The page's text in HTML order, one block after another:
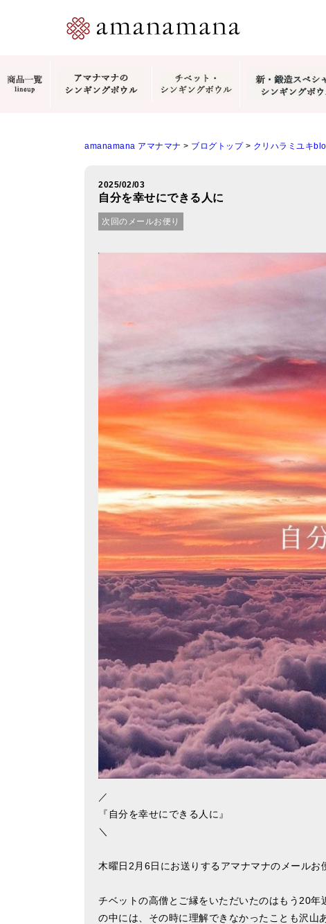
amanamana アマナマナ > ブログトップ> クリハラミユキ
2025/02/03
自分を幸せにできる人に
次回のメールお便り
／
『自分を幸せにできる人に』
＼
木曜日2月6日にお送りするアマナマナのメール
チベットの高僧とご縁をいただいたのはもう20
の中には、その時に理解できなかったことも沢山